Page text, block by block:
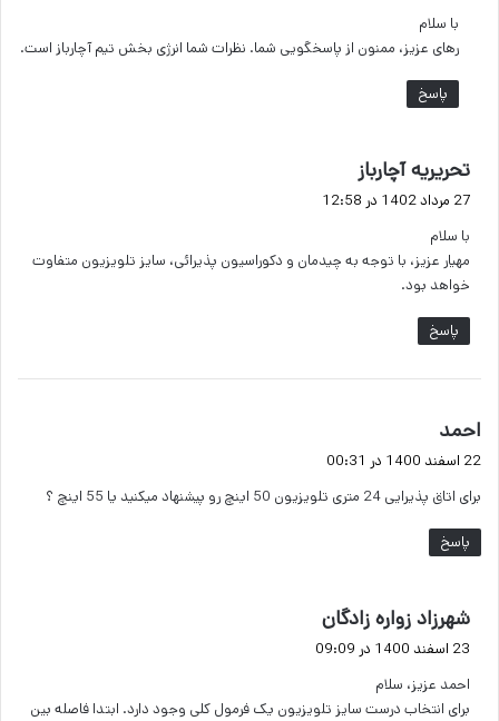
با سلام
رهای عزیز، ممنون از پاسخگویی شما. نظرات شما انرژی بخش تیم آچارباز است.
پاسخ
تحریریه آچارباز
ف
27 مرداد 1402 در 12:58
با سلام
مهیار عزیز، با توجه به چیدمان و دکوراسیون پذیرائی، سایز تلویزیون متفاوت
خواهد بود.
پاسخ
احمد
:
22 اسفند 1400 در 00:31
برای اتاق پذیرایی 24 متری تلویزیون 50 اینچ رو پیشنهاد میکنید یا 55 اینچ ؟
پاسخ
شهرزاد زواره زادگان
ف
23 اسفند 1400 در 09:09
احمد عزیز، سلام
برای انتخاب درست سایز تلویزیون یک فرمول کلی وجود دارد. ابتدا فاصله بین